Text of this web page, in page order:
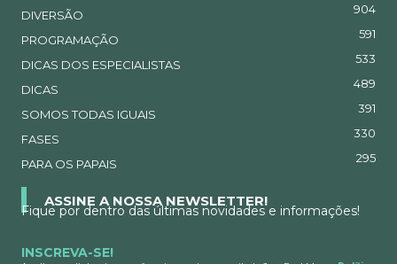
DIVERSÃO 904
PROGRAMAÇÃO 591
DICAS DOS ESPECIALISTAS 533
DICAS 489
SOMOS TODAS IGUAIS 391
FASES 330
PARA OS PAPAIS 295
ASSINE A NOSSA NEWSLETTER!
Fique por dentro das últimas novidades e informações!
INSCREVA-SE!